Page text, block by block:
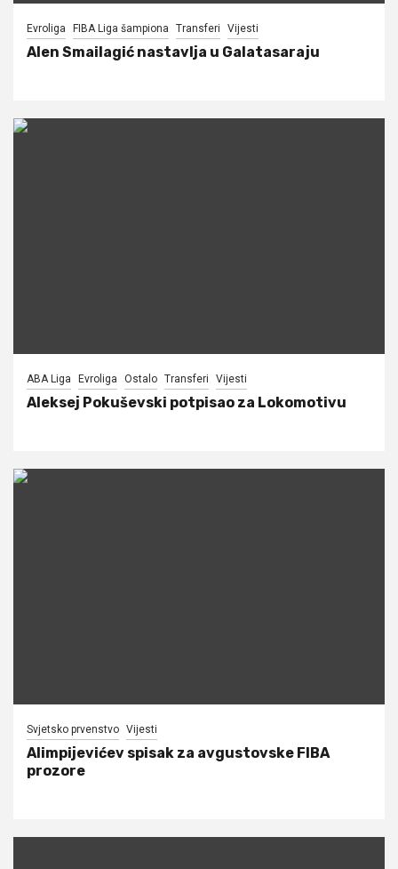
Evroliga FIBA Liga šampiona Transferi Vijesti
Alen Smailagić nastavlja u Galatasaraju
ABA Liga Evroliga Ostalo Transferi Vijesti
Aleksej Pokuševski potpisao za Lokomotivu
Svjetsko prvenstvo Vijesti
Alimpijevićev spisak za avgustovske FIBA
prozore